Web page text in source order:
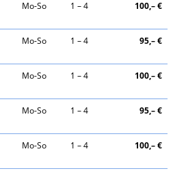
Mo-So 1 – 4 100,– €
Mo-So 1 – 4 95,– €
Mo-So 1 – 4 100,– €
Mo-So 1 – 4 95,– €
Mo-So 1 – 4 100,– €